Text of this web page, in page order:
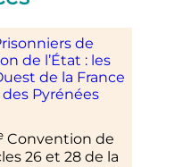
de
de l’État : les
de la France
Pyrénées
Convention de
26 et 28 de la